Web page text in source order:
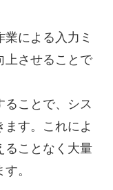
による入力ミ
上させることで
ることで、シス
す。これによ
ることなく大量
。